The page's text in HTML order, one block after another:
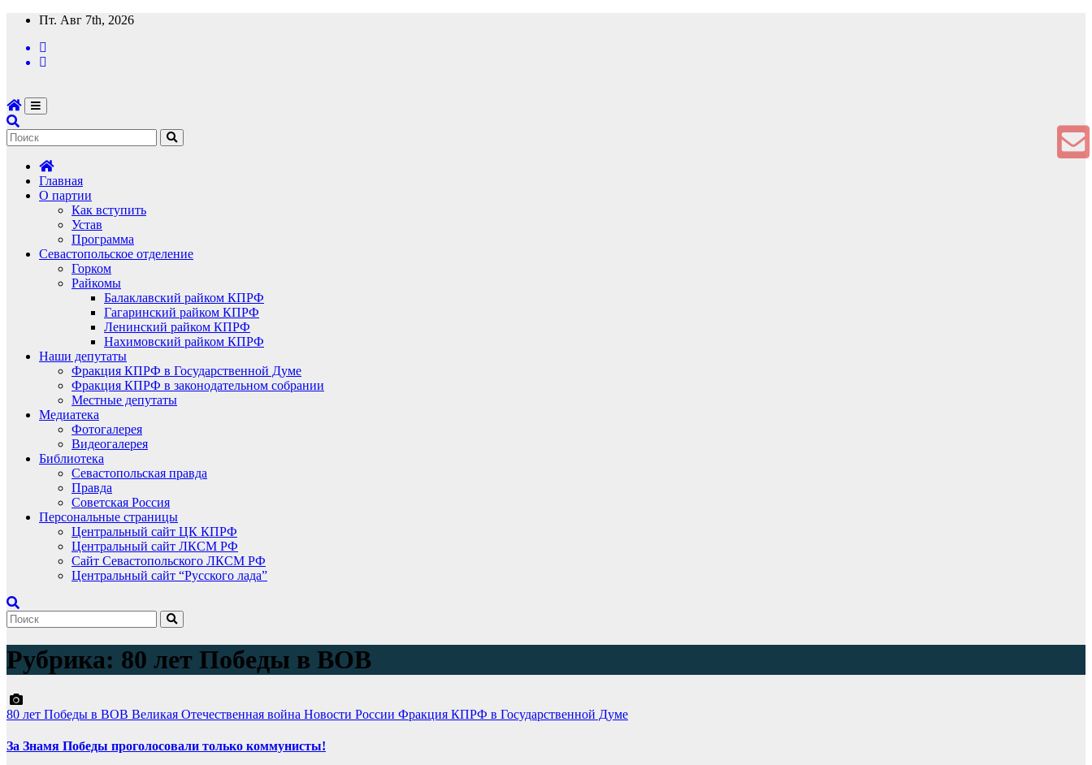
Перейти
содержимому
Пт. Авг 7th, 2026
Главная
О партии
Как вступить
Устав
Программа
Севастопольское отделение
Горком
Райкомы
Балаклавский райком КПРФ
Гагаринский райком КПРФ
Ленинский райком КПРФ
Нахимовский райком КПРФ
Наши депутаты
Фракция КПРФ в Государственной Думе
Фракция КПРФ в законодательном собрании
Местные депутаты
Медиатека
Фотогалерея
Видеогалерея
Библиотека
Севастопольская правда
Правда
Советская Россия
Персональные страницы
Центральный сайт ЦК КПРФ
Центральный сайт ЛКСМ РФ
Сайт Севастопольского ЛКСМ РФ
Центральный сайт “Русского лада”
Рубрика: 80 лет Победы в ВОВ
80 лет Победы в ВОВ Великая Отечественная война Новости России Фракция КПРФ в Государственной Думе
За Знамя Победы проголосовали только коммунисты!